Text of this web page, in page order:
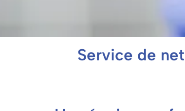
Service de